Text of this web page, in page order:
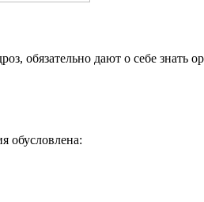
обязательно дают о себе знать
обусловлена: